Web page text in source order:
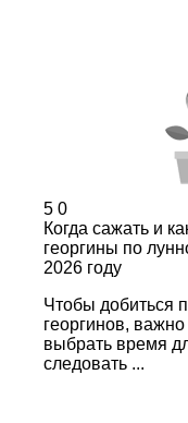
5 0
Когда сажать и
георгины по
2026 году
Чтобы добиться
георгинов,
выбрать время
следовать ...